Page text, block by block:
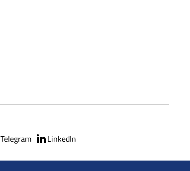
Telegram LinkedIn